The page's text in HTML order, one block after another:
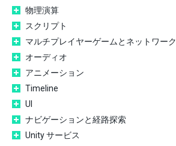
物理演算
スクリプト
マルチプレイヤーゲームとネットワーク
オーディオ
アニメーション
Timeline
UI
ナビゲーションと経路探索
Unity サービス